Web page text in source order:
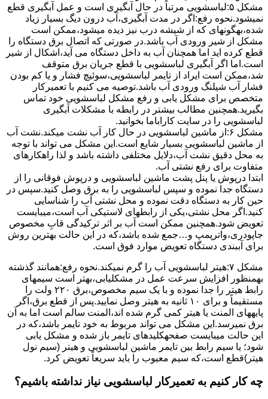
مشکل ۵:لباسشویی مرتباً در ﺣﺎل آﺑﮕﯿﺮی اﺳﺖ و ﻋﻤﻞ آﺑﮕﯿﺮی ﻗﻄﻊ
نمیشود.نحوه رﻓﻊ:اﮔﺮ در ﻣﺪت آﺑﮕﯿﺮی،آب درون دﯾﮓ ﺑﺴﯿﺎر زﯾﺎد
ﺷﺪه،بهگونهای ﮐﻪ از ﺷﯿﺸﻪ درب ﻧﯿﺰ دﯾﺪه میشود،ممکن است
مشکل از شیر ورودی آب باشد.در صورتی که اتصال برق دستگاه را
قطع کرده اید اما همچنان آب به داخل دستگاه می آید،اشکال از شیر
است.اما اگر آبگیری لباسشویی با قطع جریان برق متوقف
شد،ممکن است ایراد از تایمر لباسشویی،سوئیچ فشار و یا کم بودن
فشار آب شیلنگ ورودی آب باشد.توصیه می کنیم با تعمیرکار
متخصص برای مشکل یابی و رفع مشکل لباسشویی خود تماس
بگیرید.همچنین مطالب بیشتر در رابطه با مشکلات آبگیری
لباسشویی را در سایت کاراباما بخوانید.
مشکل ۶:از ﻣﺎﺷﯿﻦ لباسشویی در ﺣﺎل ﮐﺎر آب ﻧﺸﺖ میکند.نشت آب
از ماشین لباسشویی بسیار شایع است.این مشکل می تواند با توجه
به محل دقیق نشت آب،دلایل مختلفی داشته باشد و لذا راهکارهای
متفاوت برای رفع نشتی آب.
ابتدا درپوش یا پنل ﭘﺸﺖ ﻣﺎﺷﯿﻦ لباسشویی و درپوش ﻓﻮﻗﺎﻧﯽ را از
دستگاه ﺟﺪا ﻧﻤﻮده و ﺳﭙﺲ لباسشویی را ﺑﻪ ﺑﺮق وصل ﮐﻨﯿﺪ.سپس در
حین کار به دستگاه دقت نموده و ﻣﺤﻞ نشتی آب را ﺷﻨﺎﺳﺎﯾﯽ
کنید.اﮔﺮ ﻣﺤﻞ نشتی،ﯾﮑﯽ از رابطهای ﻻﺳﺘﯿﮑﯽ آب اﺳﺖ،میبایست
ﺗﻌﻮﯾﺾ شود.همچنین ﻣﻤﮑﻦ اﺳﺖ آب بر اثر ﺗﺮﮐﯿﺪﮔﯽ قابِ ﻣﺨﺼﻮص
ﺟﺎﭘﻮدری،واترپمپ و…جمع شده ﺑﺎﺷﺪ،ﮐﻪ در این حالت بهترین روش
برای آببندی دستگاه ﺗﻌﻮﯾﺾ ﻣﻮارد ﻓﻮق اﺳﺖ.
مشکل ۷:ﻫﯿﺘﺮ لباسشویی آب را ﮔﺮم نمیکند.نحوه رﻓﻊ:ﻫﻤﺎﻧﻨﺪ ﮔﺬﺷﺘﻪ
بهمنظور اﻓﺰاﯾﺶ ﺳﺮﻋﺖ ﻋﻤﻞ در مشکلیابی،بهتر است سیمهای
راﺑﻂ ﻫﯿﺘﺮ را ﺟﺪا ﻧﻤﻮده و ﺑﺎ ﯾﮏ ﺳﯿﻢ ﻣﺨﺼﻮص،برق ۲۲۰ ولت را
مستقیماً و برای ۱۰ ﺛﺎﻧﯿﻪ ﺑﻪ ﻫﯿﺘﺮ وصل نمایید.ﭘﺲ از ﻗﻄﻊ ﺑﺮق،اﮔﺮ
پایههای اﻟﻤﻨﺖ یا هیتر کمی ﮔﺮم ﺷﺪه اند،اﻟﻤﻨﺖ ﺳﺎﻟﻢ است اما ﺑﻪ آن
ﺑﺮق نمیرسد.اﯾﻦ ﻣﺸﮑﻞ می تواند مربوط به ﺧﻮد ﺗﺎﯾﻤﺮ باشد،ﮐﻪ در
این حالت میبایست صفحهکلیدهای ﺗﺎﯾﻤﺮ باز شده و مشکل یابی
شود؛ ﯾﺎ ﺳﯿﻢ راﺑﻂ ﺑﯿﻦ ﺗﺎﯾﻤﺮ ماشین لباسشویی و ﻫﯿﺘﺮ (سیم ﻧﻮل
ﻫﯿﺘﺮ)ﻗﻄﻊ اﺳﺖ،ﮐﻪ ﺳﯿﻢ ﻣﻌﯿﻮب را ﺑﺎﯾﺪ سریعاً ﺗﻌﻮﯾﺾ کرد.
چه کار کنیم به تعمیرکار لباسشویی نیاز نداشته باشیم؟